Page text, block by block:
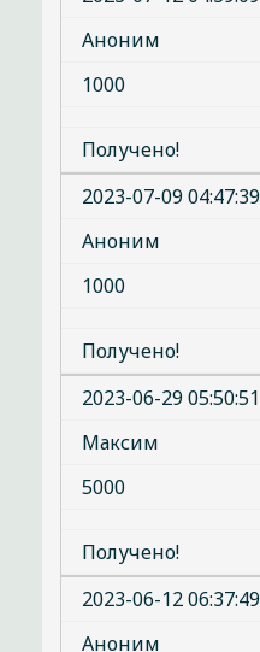
Аноним
1000
Получено!
2023-07-09 04:47:39
Аноним
1000
Получено!
2023-06-29 05:50:51
Максим
5000
Получено!
2023-06-12 06:37:49
Аноним